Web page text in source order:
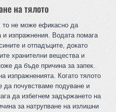
на тялото
то не може ефикасно да
и изпражнения. Водата помага
и отпадъците, докато
хранителни вещества и
да бъде причина за запек.
изпражненията. Когато тялото
да почувстваме подуване и
да избегнем задържането на
за натрупване на излишни